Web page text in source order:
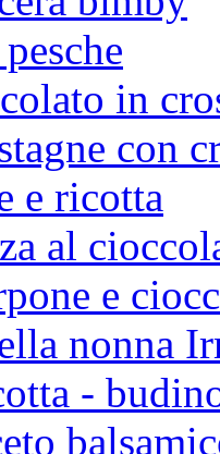
in
con
e ricotta
al
e
nonna
-